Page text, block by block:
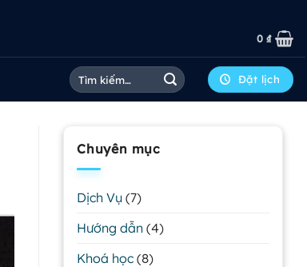
0 ₫
Tìm
kiếm:
Đặt lịch
Chuyên mục
Dịch Vụ (7)
Hướng dẫn (4)
Khoá học (8)